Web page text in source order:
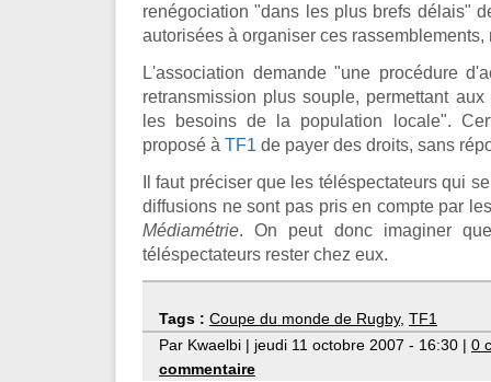
renégociation "dans les plus brefs délais"
autorisées à organiser ces rassemblements,
L'association demande "une procédure
retransmission plus souple, permettant
les besoins de la population locale".
proposé à TF1 de payer des droits, sans
Il faut préciser que les téléspectateurs qui
diffusions ne sont pas pris en compte par
Médiamétrie. On peut donc imaginer
téléspectateurs rester chez eux.
Tags : Coupe du monde de Rugby, TF1
Par Kwaelbi | jeudi 11 octobre 2007 - 16:30 | 0
commentaire